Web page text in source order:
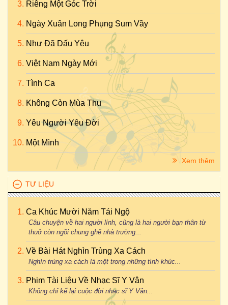
Riêng Một Góc Trời
Ngày Xuân Long Phụng Sum Vầy
Như Đã Dấu Yêu
Việt Nam Ngày Mới
Tình Ca
Không Còn Mùa Thu
Yêu Người Yêu Đời
Một Mình
Xem thêm
TƯ LIỆU
Ca Khúc Mười Năm Tái Ngộ
Câu chuyện về hai người lính, cũng là hai người bạn thân từ
thuở còn ngồi chung ghế nhà trường...
Về Bài Hát Nghìn Trùng Xa Cách
Nghìn trùng xa cách là một trong những tình khúc...
Phim Tài Liệu Về Nhạc Sĩ Y Vân
Không chỉ kể lại cuộc đời nhạc sĩ Y Vân...